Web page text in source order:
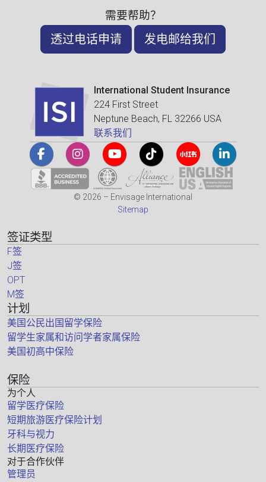
需要帮助？
透过电话申请 发电邮给我们
International Student Insurance
224 First Street
Neptune Beach, FL 32266 USA
联系我们
© 2026 – Envisage International
Sitemap
签证类型
F签
J签
OPT
M签
计划
美国公民出国留学保险
留学生家属和访问学者家属保险
美国初高中保险
保险
为个人
留学医疗保险
短期旅游医疗保险计划
牙科与视力
长期医疗保险
对于合作伙伴
管理员